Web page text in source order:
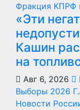
Фракция КПРФ
«Эти
Кашин
на
Авг 6, 2026
Выборы 2026
Новости